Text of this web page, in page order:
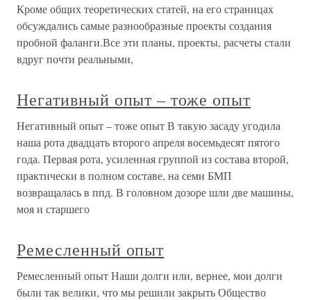
Кроме общих теоретических статей, на его страницах
обсуждались самые разнообразные проекты создания
пробной фаланги.Все эти планы, проекты, расчеты стали
вдруг почти реальными,
Негативный опыт – тоже опыт
Негативный опыт – тоже опыт В такую засаду угодила
наша рота двадцать второго апреля восемьдесят пятого
года. Первая рота, усиленная группой из состава второй,
практически в полном составе, на семи БМП
возвращалась в ппд. В головном дозоре шли две машины,
моя и старшего
Ремесленный опыт
Ремесленный опыт Наши долги или, вернее, мои долги
были так велики, что мы решили закрыть Общество